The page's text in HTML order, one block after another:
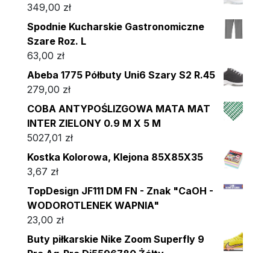
349,00 zł
Spodnie Kucharskie Gastronomiczne
Szare Roz. L
63,00 zł
Abeba 1775 Półbuty Uni6 Szary S2 R.45
279,00 zł
COBA ANTYPOŚLIZGOWA MATA MAT
INTER ZIELONY 0.9 M X 5 M
5027,01 zł
Kostka Kolorowa, Klejona 85X85X35
3,67 zł
TopDesign JF111 DM FN - Znak "CaOH -
WODOROTLENEK WAPNIA"
23,00 zł
Buty piłkarskie Nike Zoom Superfly 9